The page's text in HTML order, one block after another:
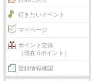
行きたいイベント
マイページ
ポイント交換
（現在 0ポイント）
登録情報確認